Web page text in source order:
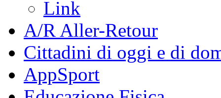
Link
A/R Aller-Retour
Cittadini di oggi e di
AppSport